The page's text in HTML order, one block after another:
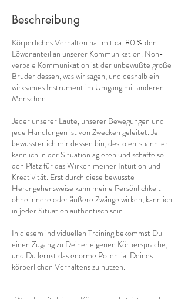
i
Beschreibung
Körperliches Verhalten hat mit ca. 80 % den
Löwenanteil an unserer Kommunikation. Non-
verbale Kommunikation ist der unbewußte große
Bruder dessen, was wir sagen, und deshalb ein
wirksames Instrument im Umgang mit anderen
Menschen.
Jeder unserer Laute, unserer Bewegungen und
jede Handlungen ist von Zwecken geleitet. Je
bewusster ich mir dessen bin, desto entspannter
kann ich in der Situation agieren und schaffe so
den Platz für das Wirken meiner Intuition und
Kreativität. Erst durch diese bewusste
Herangehensweise kann meine Persönlichkeit
ohne innere oder äußere Zwänge wirken, kann ich
in jeder Situation authentisch sein.
In diesem individuellen Training bekommst Du
einen Zugang zu Deiner eigenen Körpersprache,
und Du lernst das enorme Potential Deines
körperlichen Verhaltens zu nutzen.